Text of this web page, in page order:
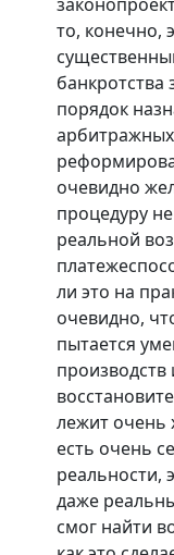
то, конечно,
банкротства
порядок
очевидно
процедуру
реальной
ли это на
очевидно,
пытается
производств
лежит очень
есть очень
реальности,
даже
смог найти